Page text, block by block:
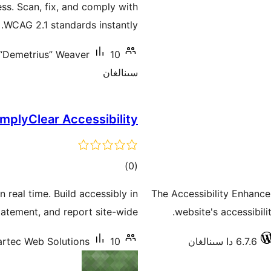
Scan, fix, and comply with
WCAG 2.1 standards instantly.
Weaver
10 دىن ئاز ئاكتىپ ئورنىتىش
سىنالغان
The Accessibility
website's
6.7.6 دا سىنالغان
Accessibility
(0 ئومۇمىي)
real time. Build accessibly in
and report site-wide.
Web Solutions 10 دىن ئاز ئاكتىپ ئورنىتىش